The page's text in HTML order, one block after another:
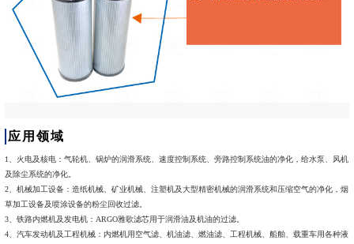
应用领域
1、火电及核电：气轮机、锅炉的润滑系统、速度控制系统、旁路控制系统油的净化，给水泵、风机
及除尘系统的净化。
2、机械加工设备：造纸机械、矿业机械、注塑机及大型精密机械的润滑系统和压缩空气的净化，烟
草加工设备及喷涂设备的粉尘回收过滤。
3、铁路内燃机及发电机：ARGO雅歌滤芯用于润滑油及机油的过滤。
4、汽车发动机及工程机械：内燃机用空气滤、机油滤、燃油滤、工程机械、船舶、载重车用各种液